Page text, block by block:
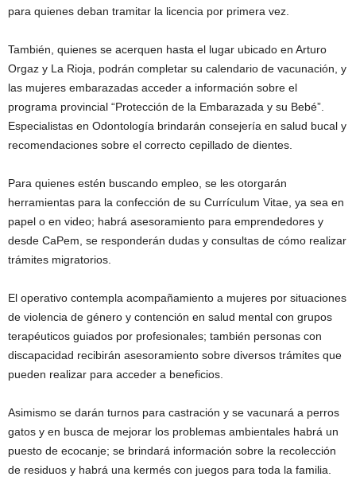
para quienes deban tramitar la licencia por primera vez.
También, quienes se acerquen hasta el lugar ubicado en Arturo
Orgaz y La Rioja, podrán completar su calendario de vacunación, y
las mujeres embarazadas acceder a información sobre el
programa provincial “Protección de la Embarazada y su Bebé”.
Especialistas en Odontología brindarán consejería en salud bucal y
recomendaciones sobre el correcto cepillado de dientes.
Para quienes estén buscando empleo, se les otorgarán
herramientas para la confección de su Currículum Vitae, ya sea en
papel o en video; habrá asesoramiento para emprendedores y
desde CaPem, se responderán dudas y consultas de cómo realizar
trámites migratorios.
El operativo contempla acompañamiento a mujeres por situaciones
de violencia de género y contención en salud mental con grupos
terapéuticos guiados por profesionales; también personas con
discapacidad recibirán asesoramiento sobre diversos trámites que
pueden realizar para acceder a beneficios.
Asimismo se darán turnos para castración y se vacunará a perros
gatos y en busca de mejorar los problemas ambientales habrá un
puesto de ecocanje; se brindará información sobre la recolección
de residuos y habrá una kermés con juegos para toda la familia.